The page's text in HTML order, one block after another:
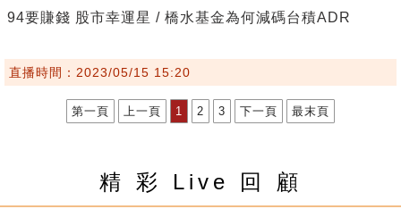
94要賺錢 股市幸運星 / 橋水基金為何減碼台積ADR
直播時間：2023/05/15 15:20
第一頁 上一頁 1 2 3 下一頁 最末頁
精 彩 Live 回 顧